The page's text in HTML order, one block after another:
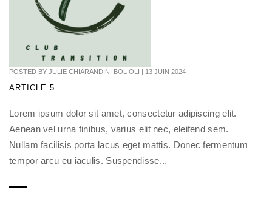
POSTED BY JULIE CHIARANDINI BOLIOLI | 13 JUIN 2024
ARTICLE 5
Lorem ipsum dolor sit amet, consectetur adipiscing elit.
Aenean vel urna finibus, varius elit nec, eleifend sem.
Nullam facilisis porta lacus eget mattis. Donec fermentum
tempor arcu eu iaculis. Suspendisse...